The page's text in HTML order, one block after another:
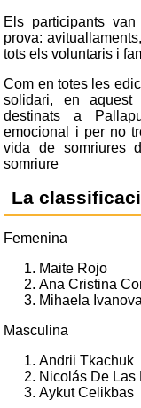
Els participants
prova:
tots els voluntaris i
Com en totes les
solidari, en
destinats a
emocional i per no
vida de somriures
somriure
La
Femenina
Maite Rojo
Ana Cristina
Mihaela
Masculina
Andrii Tkachuk
Nicolás De Las
Aykut Celikbas